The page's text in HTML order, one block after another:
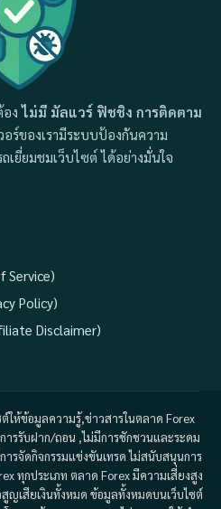
องไม่มี มัลแวร์ ฟิชชิง การติดตาม
อร์ของเรามีระบบป้องกันความ
ยี่ยมชมเว็บไซต์ ได้อย่างมั่นใจ
Service)
Policy)
Disclaimer)
ให้ข้อมูลความรู้,ข่าวสารในตลาด Forex
ารรับฝาก/ถอน ,ไม่มีการชักชวนและระดม
รจัดกิจกรรมแข่งขันเทรด ไม่สนับสนุนการ
ทุกประเภท ตลาด Forex มีความเสี่ยงสูง
ญเสียเงินทั้งหมด ข้อมูลทั้งหมดบนเว็บไซต์